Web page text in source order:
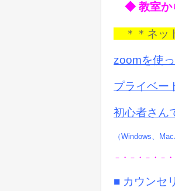
◆ 教室か
＊＊ネッ
zoomを使
プライベー
初心者さん
（Windows、
－・－・－・－
■ カウンセ